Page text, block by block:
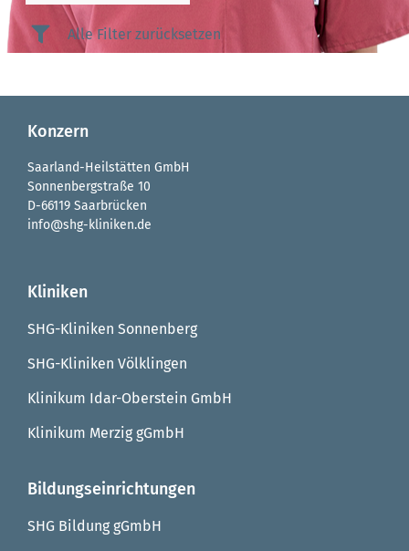
Alle Filter zurücksetzen
Konzern
Saarland-Heilstätten GmbH
Sonnenbergstraße 10
D-66119 Saarbrücken
info@shg-kliniken.de
Kliniken
SHG-Kliniken Sonnenberg
SHG-Kliniken Völklingen
Klinikum Idar-Oberstein GmbH
Klinikum Merzig gGmbH
Bildungseinrichtungen
SHG Bildung gGmbH